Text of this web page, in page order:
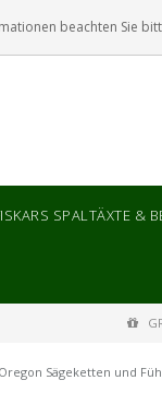
ANMELDEN
SPALTÄXTE &
Oregon Sägeketten und
beachten Sie